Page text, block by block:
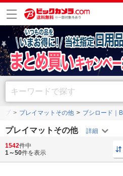
ブ プレイマットその他 ブシロード｜
プレイマットその他
カードゲーム ラバーマットコレク
1542件中
1～50件を表示